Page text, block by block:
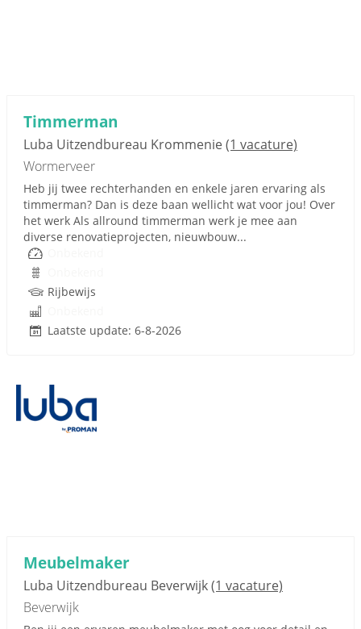
Timmerman
Luba Uitzendbureau Krommenie(1 vacature)
Wormerveer
Heb jij twee rechterhanden en enkele jaren ervaring als
timmerman? Dan is deze baan wellicht wat voor jou! Over
het werk Als allround timmerman werk je mee aan
diverse renovatieprojecten, nieuwbouw...
Rijbewijs
Laatste update: 6-8-2026
Meubelmaker
Luba Uitzendbureau Beverwijk(1 vacature)
Beverwijk